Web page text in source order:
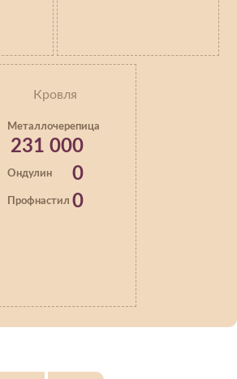
Кровля
Металлочерепица
231 000
Ондулин 0
Профнастил 0